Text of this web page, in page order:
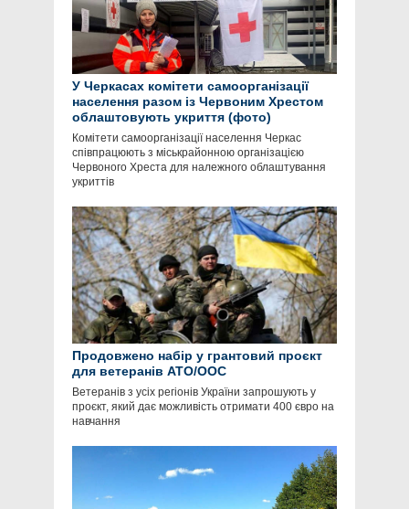
У Черкасах комітети самоорганізації
населення разом із Червоним Хрестом
облаштовують укриття (фото)
Комітети самоорганізації населення Черкас
співпрацюють з міськрайонною організацією
Червоного Хреста для належного облаштування
укриттів
Продовжено набір у грантовий проєкт
для ветеранів АТО/ООС
Ветеранів з усіх регіонів України запрошують у
проєкт, який дає можливість отримати 400 євро на
навчання